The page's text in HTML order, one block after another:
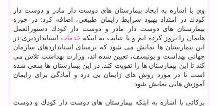
وی با اشاره به ایجاد بیمارستان های دوست دار مادر و دوست دار
كودك در امتداد بهبود شرایط زایمان طبیعی، اضافه كرد: در حوزه
بیمارستان های دوست دار مادر و دوست دار كودك دستورالعمل
هایمان را بروز كرده ایم و با عنایت به اینكه خدمات استانداردتری در
این بیمارستان ها نمایش می شود كه برمبنای استانداردهای سازمان
جهانی بهداشت و یونیسف، تعیین شده اند، وزارت بهداشت تلاش می
كند تا این بیمارستان ها را تقویت كند. در این بیمارستان ها سعی شده
است تا در مورد روش های زایمان بی درد و آمادگی برای زایمان
آموزش هایی نمایش شود.
بركاتی با اشاره به اینكه بیمارستان های دوست دار كودك و دوست